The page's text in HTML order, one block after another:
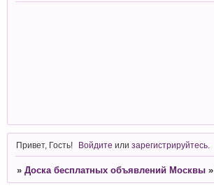
Привет, Гость! Войдите илизарегистрируйтесь
» Доска бесплатных объявлений Москвы »